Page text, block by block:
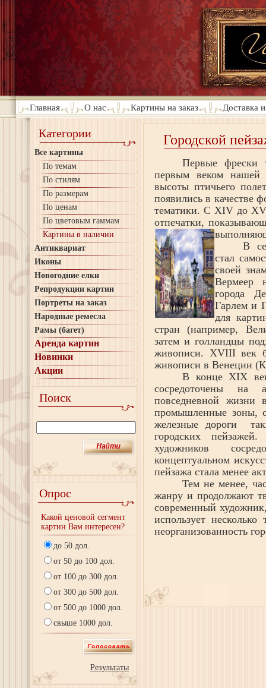
Главная О нас Картины на заказ Доставка
Категории
Все картины
По темам
По стилям
По размерам
По ценам
По цветовым гаммам
Картины в наличии
Антиквариат
Иконы
Новогодние елки
Репродукции картин
Портреты на заказ
Народные ремесла
Рамы (багет)
Аренда картин
Новинки
Акции
Поиск
Опрос
Какой ценовой сегмент
картин Вам интересен?
до 50 дол.
от 50 до 100 дол.
от 100 до 300 дол.
от 300 до 500 дол.
от 500 до 1000 дол.
свыше 1000 дол.
Результаты
Городской
Первые фрески
первым веком нашей
высоты птичьего
появились в качестве
тематики. С XIV до
отпечатки,
В
стал
своей
Вермеер
города
Гарлем и
для
стран (например,
затем и голландцы
живописи. XVIIIвек
живописи в Венеции
В концеXIX
сосредоточены на
повседневной жизни
промышленные зоны,
железные дороги
городских
художников
концептуальном
пейзажа стала менее
Тем не менее,
жанру и продолжают
современный
использует
неорганизованность